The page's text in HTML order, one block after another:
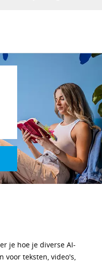
je hoe je diverse AI-
voor teksten, video's,